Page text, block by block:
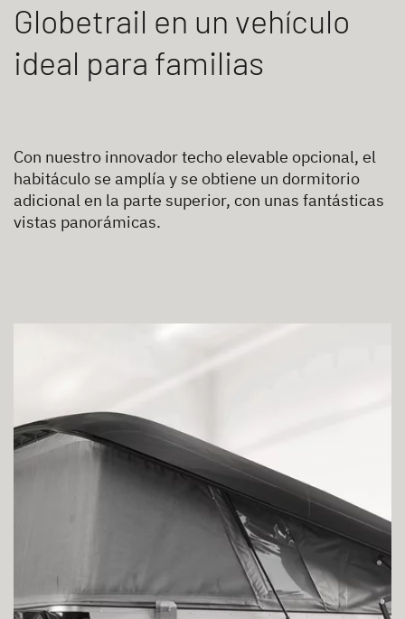
Globetrail en un vehículo
ideal para familias
Con nuestro innovador techo elevable opcional, el
habitáculo se amplía y se obtiene un dormitorio
adicional en la parte superior, con unas fantásticas
vistas panorámicas.